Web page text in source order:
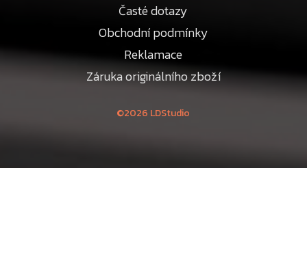
Časté dotazy
Obchodní podmínky
Reklamace
Záruka originálního zboží
©2026 LDStudio